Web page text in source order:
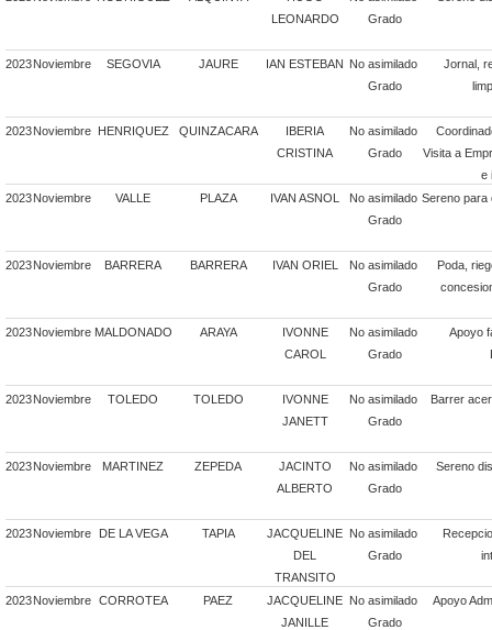
LEONARDO
Grado
2023Noviembre SEGOVIA JAURE IAN ESTEBAN No asimilado
Grado
Jornal,
2023Noviembre HENRIQUEZ QUINZACARA
IBERIA
CRISTINA
No asimilado
Grado
Visita a
e
2023Noviembre VALLE PLAZA IVAN ASNOL
No asimilado
Grado
Sereno para
2023Noviembre BARRERA BARRERA IVAN ORIEL
No asimilado
Grado
Poda,
2023Noviembre MALDONADO ARAYA
IVONNE
CAROL
No asimilado
Grado
Apoyo
2023Noviembre TOLEDO TOLEDO
IVONNE
JANETT
No asimilado
Grado
Barrer
2023Noviembre MARTINEZ ZEPEDA
JACINTO
ALBERTO
No asimilado
Grado
Sereno
2023Noviembre DE LA VEGA TAPIA
JACQUELINE
DEL
TRANSITO
No asimilado
Grado
2023Noviembre CORROTEA PAEZ
JACQUELINE
JANILLE
No asimilado
Grado
Apoyo